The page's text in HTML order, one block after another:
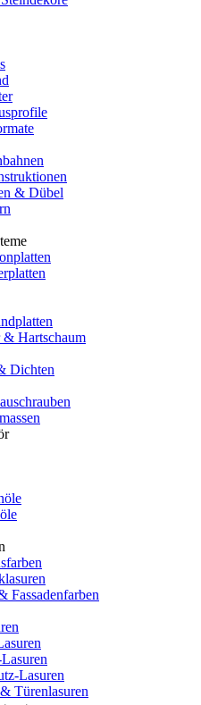
& Dübel
& Hartschaum
Dichten
Fassadenfarben
Lasuren
Türenlasuren